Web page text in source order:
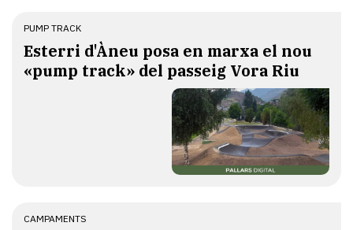
PUMP TRACK
Esterri d'Àneu posa en marxa el nou
«pump track» del passeig Vora Riu
CAMPAMENTS